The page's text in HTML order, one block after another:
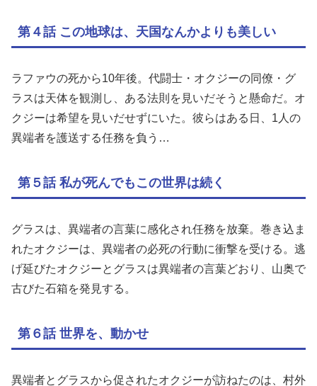
第４話 この地球は、天国なんかよりも美しい
ラファウの死から10年後。代闘士・オクジーの同僚・グ
ラスは天体を観測し、ある法則を見いだそうと懸命だ。オ
クジーは希望を見いだせずにいた。彼らはある日、1人の
異端者を護送する任務を負う…
第５話 私が死んでもこの世界は続く
グラスは、異端者の言葉に感化され任務を放棄。巻き込ま
れたオクジーは、異端者の必死の行動に衝撃を受ける。逃
げ延びたオクジーとグラスは異端者の言葉どおり、山奥で
古びた石箱を発見する。
第６話 世界を、動かせ
異端者とグラスから促されたオクジーが訪ねたのは、村外